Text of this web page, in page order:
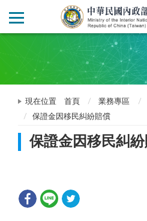
現在位置 首頁 業務專區
保證金因移民糾紛賠償
保證金因移民糾